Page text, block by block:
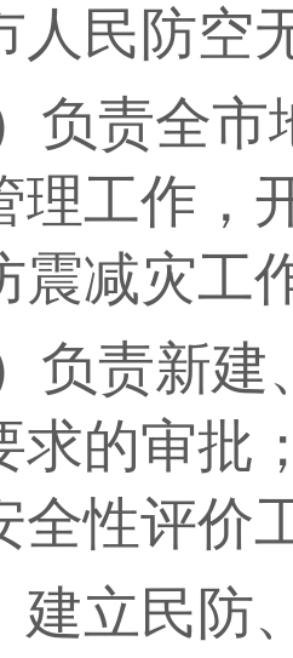
人民防空
负责全
理工作，
震减灾工
负责新
求的审批
全性评价
建立民